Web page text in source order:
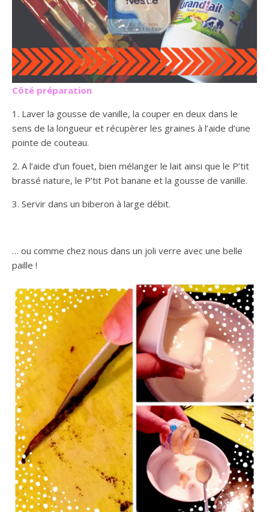
Côté préparation
1. Laver la gousse de vanille, la couper en deux dans le
sens de la longueur et récupèrer les graines à l’aide d’une
pointe de couteau.
2. A l’aide d’un fouet, bien mélanger le lait ainsi que le P’tit
brassé nature, le P’tit Pot banane et la gousse de vanille.
3. Servir dans un biberon à large débit.
… ou comme chez nous dans un joli verre avec une belle
paille !